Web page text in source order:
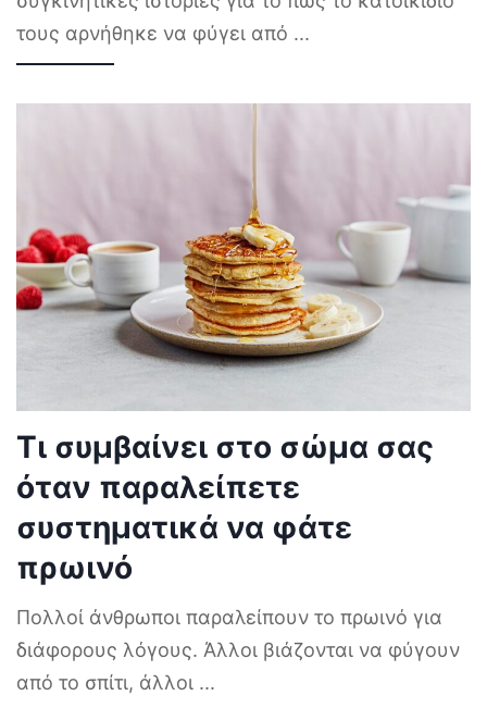
τους αρνήθηκε να φύγει από ...
Τι συμβαίνει στο σώμα σας
όταν παραλείπετε
συστηματικά να φάτε
πρωινό
Πολλοί άνθρωποι παραλείπουν το πρωινό για
διάφορους λόγους. Άλλοι βιάζονται να φύγουν
από το σπίτι, άλλοι ...